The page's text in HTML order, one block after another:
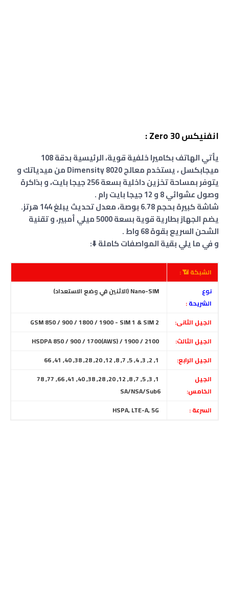
انفنيكس Zero 30 :
يأتي الهاتف بكاميرا خلفية قوية، الرئيسية بدقة 108
ميجابكسل ، يستخدم معالج Dimensity 8020 من ميدياتك و
يتوفر بمساحة تخزين داخلية بسعة 256 جيجا بايت، و بذاكرة
وصول عشوائي 8 و 12 جيجا بايت رام .
شاشة كبيرة بحجم 6.78 بوصة، معدل تحديث يبلغ 144 هرتز.
يضم الجهاز بطارية قوية بسعة 5000 ميلي أمبير، و تقنية
الشحن السريع بقوة 68 واط .
و في ما يلي بقية المواصفات كاملة ⬇️:
الشبكة 📶 :
نوع
الشريحة:
الجيل الثانى:
الجيل الثالث:
الجيل الرابع:
الجيل
الخامس:
1, 3, 5, 7, 8, 12, 20, 28, 38, 40, 41, 66, 77, 78
SA/NSA/Sub6
السرعة :